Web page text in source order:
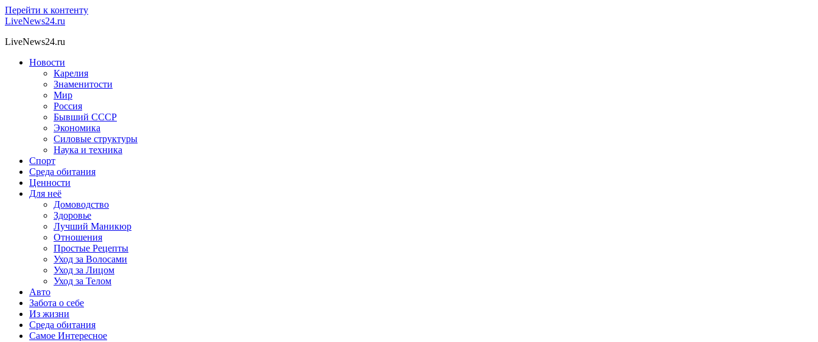
Перейти к контенту
LiveNews24.ru
LiveNews24.ru
Новости
Карелия
Знаменитости
Мир
Россия
Бывший СССР
Экономика
Силовые структуры
Наука и техника
Спорт
Среда обитания
Ценности
Для неё
Домоводство
Здоровье
Лучший Маникюр
Отношения
Простые Рецепты
Уход за Волосами
Уход за Лицом
Уход за Телом
Авто
Забота о себе
Из жизни
Среда обитания
Самое Интересное